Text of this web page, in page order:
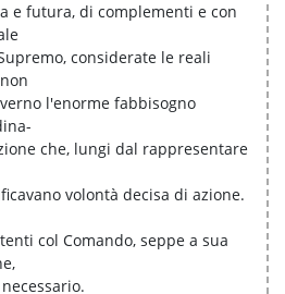
e futura, di complementi e con
considerate le reali
l'enorme fabbisogno
che, lungi dal rappresentare
volontà decisa di azione.
col Comando, seppe a sua